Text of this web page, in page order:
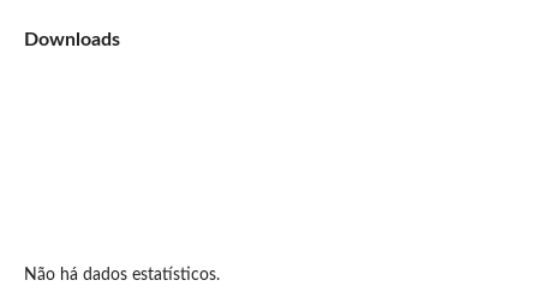
Downloads
Não há dados estatísticos.